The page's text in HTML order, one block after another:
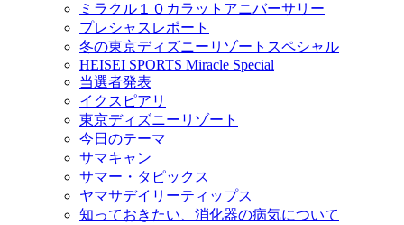
ミラクル１０カラットアニバーサリー
プレシャスレポート
冬の東京ディズニーリゾートスペシャル
HEISEI SPORTS Miracle Special
当選者発表
イクスピアリ
東京ディズニーリゾート
今日のテーマ
サマキャン
サマー・タピックス
ヤマサデイリーティップス
知っておきたい、消化器の病気について